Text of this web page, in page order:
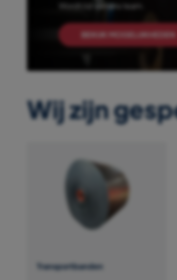
Wordt lid van ons team.
BEKIJK MOGELIJKHEDEN
Wij zijn
Transportbanden